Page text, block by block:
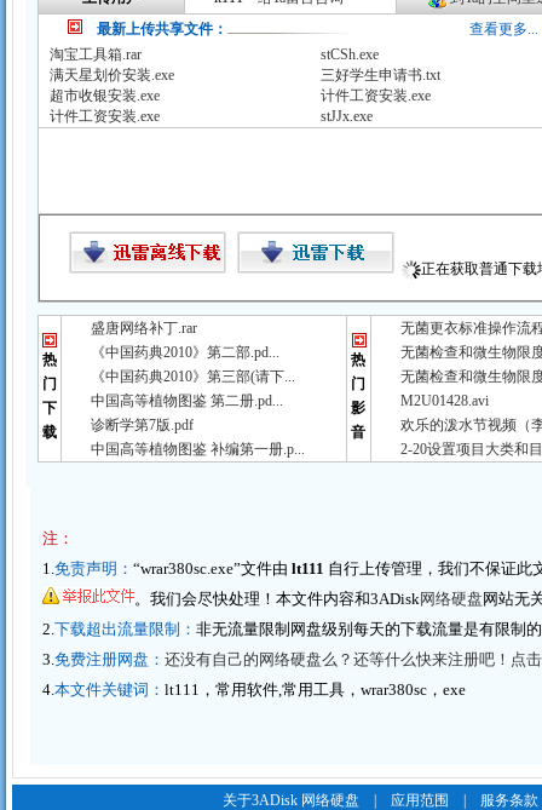
最新上传共享文件：
查看更多...
淘宝工具箱.rar
stCSh.exe
满天星划价安装.exe
三好学生申请书.txt
超市收银安装.exe
计件工资安装.exe
计件工资安装.exe
stJJx.exe
正在获取普通下载
热
门
下
载
盛唐网络补丁.rar
《中国药典2010》第二部.pd...
《中国药典2010》第三部(请下...
中国高等植物图鉴 第二册.pd...
诊断学第7版.pdf
中国高等植物图鉴 补编第一册.p...
热
门
影
音
无菌更衣标准操作流
无菌检查和微生物限
无菌检查和微生物限
M2U01428.avi
欢乐的泼水节视频（
2-20设置项目大类和
注：
1.免责声明：“wrar380sc.exe”文件由lt111 自行上传管理，我们不保证此
。我们会尽快处理！本文件内容和3ADisk网络硬盘 网站无
2.下载超出流量限制：非无流量限制网盘级别每天的下载流量是有限制
3.免费注册网盘：还没有自己的网络硬盘么？还等什么快来注册吧！点
4.本文件关键词：lt111，常用软件,常用工具，wrar380sc，exe
关于3ADisk 网络硬盘 |应用范围 服务条款